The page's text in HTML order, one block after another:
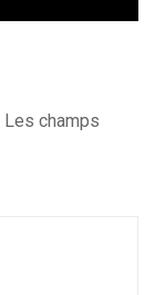
Les champs